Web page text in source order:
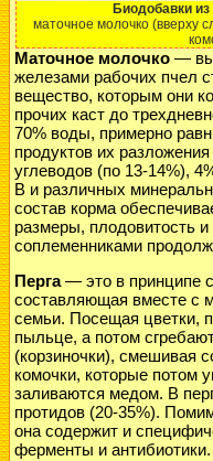
Биодобавки
маточное молочко (вверху
Маточное молочко —
железами рабочих пчел
вещество, которым они
прочих каст до
70% воды, примерно
продуктов их
углеводов (по 13-14%),
В и различных
состав корма
размеры, плодовитость
соплеменниками
Перга— это в принципе
составляющая вместе с
семьи. Посещая цветки,
пыльце, а потом
(корзиночки), смешивая
комочки, которые потом
заливаются медом. В
протидов (20-35%).
она содержит и
ферменты и антибиотики.